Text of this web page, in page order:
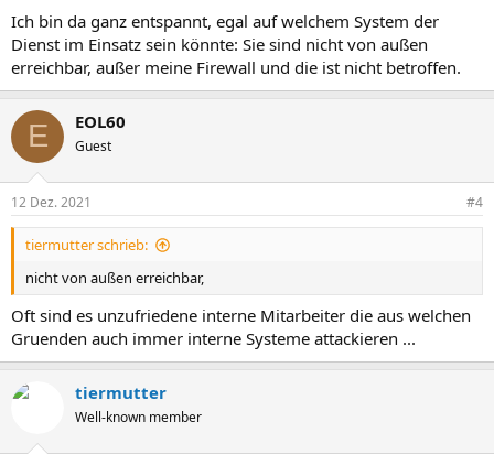
Ich bin da ganz entspannt, egal auf welchem System der
Dienst im Einsatz sein könnte: Sie sind nicht von außen
erreichbar, außer meine Firewall und die ist nicht betroffen.
E EOL60
Guest
12 Dez. 2021 #4
tiermutter schrieb:
nicht von außen erreichbar,
Oft sind es unzufriedene interne Mitarbeiter die aus welchen
Gruenden auch immer interne Systeme attackieren ...
tiermutter
Well-known member